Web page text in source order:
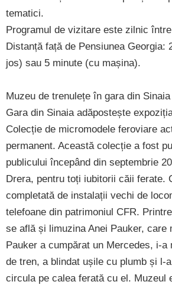
tematici.
Programul de vizitare este zilnic
Distanță față de Pensiunea Georgia:
jos) sau 5 minute (cu mașina).
Muzeu de trenulețe în gara din Sinaia
Gara din Sinaia adăpostește
Colecție de micromodele feroviare
permanent. Această colecție a fost
publicului începând din septembrie
Drera, pentru toți iubitorii căii ferate.
completată de instalații vechi de
telefoane din patrimoniul CFR.
se află și limuzina Anei Pauker, care
Pauker a cumpărat un Mercedes, i-a
de tren, a blindat ușile cu plumb și l-
circula pe calea ferată cu el. Muzeul